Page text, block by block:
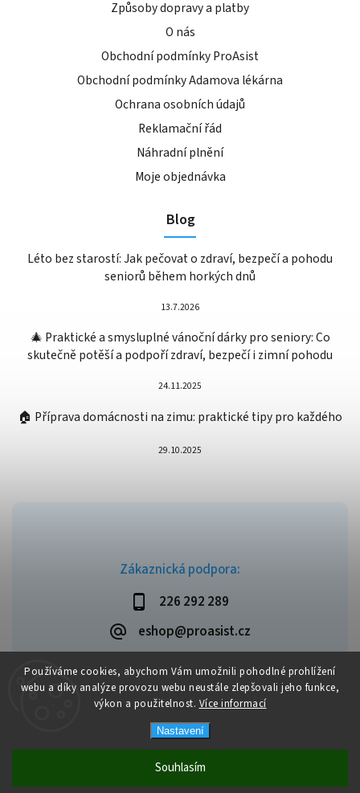
Používáme cookies, abychom Vám umožnili pohodlné prohlížení
webu a díky analýze provozu webu neustále zlepšovali jeho funkce,
výkon a použitelnost. Více informací
Nastavení
Souhlasím
Dopravné zdarma při objednávce nad 1 999 Kč.
Zákaznická podpora:
226 292 289
eshop@proasist.cz
Způsoby dopravy a platby
O nás
Obchodní podmínky ProAsist
Obchodní podmínky Adamova lékárna
Ochrana osobních údajů
Reklamační řád
Náhradní plnění
Moje objednávka
Blog
Léto bez starostí: Jak pečovat o zdraví, bezpečí a pohodu
seniorů během horkých dnů
13.7.2026
🎄 Praktické a smysluplné vánoční dárky pro seniory: Co
skutečně potěší a podpoří zdraví, bezpečí i zimní pohodu
24.11.2025
🏠 Příprava domácnosti na zimu: praktické tipy pro každého
29.10.2025
Copyright 2026ProAsist. Všechna práva vyhrazena.
VytvořilShoptet| Design